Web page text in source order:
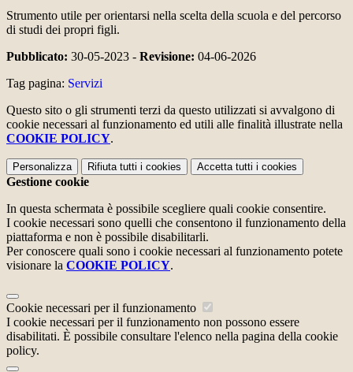
Strumento utile per orientarsi nella scelta della scuola e del percorso
di studi dei propri figli.
Pubblicato: 30-05-2023 - Revisione: 04-06-2026
Tag pagina: Servizi
Questo sito o gli strumenti terzi da questo utilizzati si avvalgono di
cookie necessari al funzionamento ed utili alle finalità illustrate nella
COOKIE POLICY.
Personalizza Rifiuta tutti i cookies Accetta tutti i cookies
Gestione cookie
In questa schermata è possibile scegliere quali cookie consentire.
I cookie necessari sono quelli che consentono il funzionamento della
piattaforma e non è possibile disabilitarli.
Per conoscere quali sono i cookie necessari al funzionamento potete
visionare la COOKIE POLICY.
Cookie necessari per il funzionamento
I cookie necessari per il funzionamento non possono essere
disabilitati. È possibile consultare l'elenco nella pagina della cookie
policy.